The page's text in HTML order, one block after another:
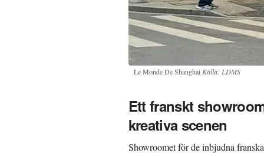
Le Monde De Shanghai Källa: LDMS
Ett franskt
kreativa scenen
Showroomet för de inbjudna